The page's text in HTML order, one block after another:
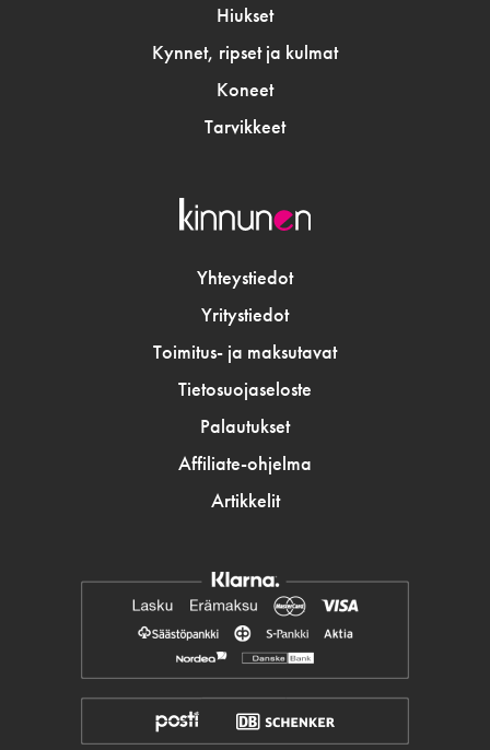
Hiukset
Kynnet, ripset ja kulmat
Koneet
Tarvikkeet
Yhteystiedot
Yritystiedot
Toimitus- ja maksutavat
Tietosuojaseloste
Palautukset
Affiliate-ohjelma
Artikkelit